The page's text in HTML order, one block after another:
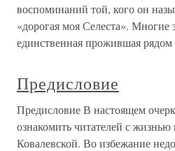
воспоминаний той, кого он
«дорогая моя Селеста». Многие
единственная прожившая рядом
Предисловие
Предисловие В настоящем
ознакомить читателей с
Ковалевской. Во избежание